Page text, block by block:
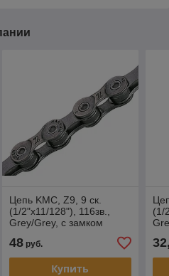
Цепь KMC, Z9, 9 ск.
(1/2"x11/128"), 116зв.,
Grey/Grey, с замком
48руб.
Купить
(1/